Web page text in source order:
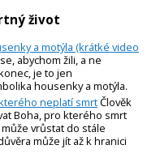
život
a motýla (krátké video
abychom žili, a ne
je to jen
housenky a motýla.
neplatí smrtČlověk
Boha, pro kterého smrt
vrůstat do stále
může jít až k hranici